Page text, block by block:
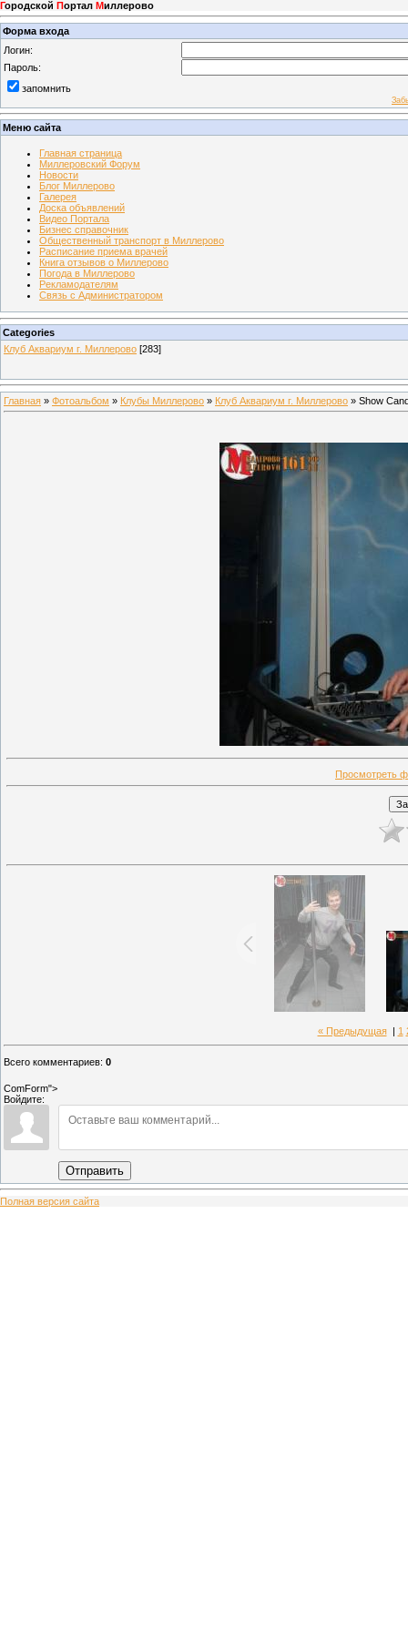
Городской Портал Миллерово
Форма входа
Логин:
Пароль:
запомнить
Меню сайта
Главная страница
Миллеровский Форум
Новости
Блог Миллерово
Галерея
Доска объявлений
Видео Портала
Бизнес справочник
Общественный транспорт в Миллерово
Расписание приема врачей
Книга отзывов о Миллерово
Погода в Миллерово
Рекламодателям
Связь с Администратором
Categories
Клуб Аквариум г. Миллерово [283]
Главная » Фотоальбом » Клубы Миллерово » Клуб Аквариум г. Миллерово » Show
Просмотреть
« Предыдущая| 1
Всего комментариев: 0
ComForm">
Войдите:
Отправить
Полная версия сайта